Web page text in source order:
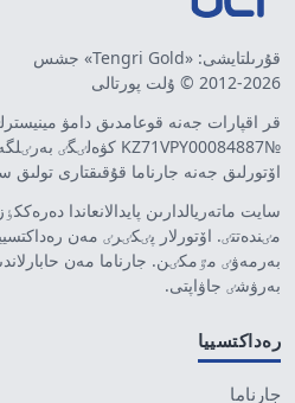
قۇرىلتايشى: «Tengri Gold» جشس
2012-2026 © ۇلت پورتالى
قر اقپارات جەنە قوعامدىق دامۋ
№KZ71VPY00084887 كۋەلٸگٸ بەرٸلگەن.
اۆتورلىق جەنە جارناما قۇقىقتارى تولىق
سايت ماتەريالدارىن پايدالانعاندا
مٸندەتتٸ. اۆتورلار پٸكٸرٸ مەن
بەرمەۋٸ مٷمكٸن. جارناما مەن
بەرۋشٸ جاۋاپتى.
رەداكتسييا
جارناما